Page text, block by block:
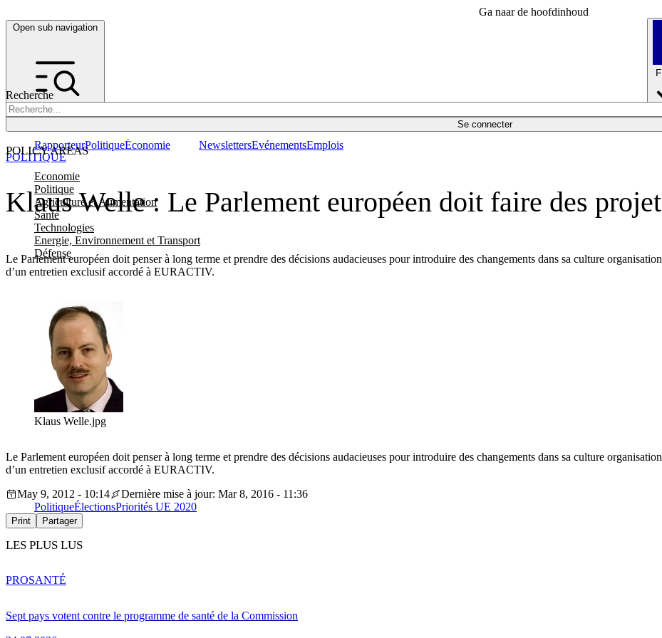
Ga naar de hoofdinhoud
Open sub navigation
Recherche
Se connecter
POLICY AREAS
Economie
Politique
Agriculture et Alimentation
Santé
Technologies
Energie, Environnement et Transport
Défense
RapporteurPolitiqueÉconomie NewslettersEvénementsEmplois
Klaus Welle : Le Parlement européen doit faire des
Le Parlement européen doit penser à long terme et prendre des décisions audacieuses pour introduire des changements dans sa culture
d’un entretien exclusif accordé à EURACTIV.
POLITIQUE
Klaus Welle.jpg
Le Parlement européen doit penser à long terme et prendre des décisions audacieuses pour introduire des changements dans sa culture
d’un entretien exclusif accordé à EURACTIV.
May 9, 2012 - 10:14
Dernière mise à jour: Mar 8, 2016 - 11:36
PolitiqueÉlectionsPriorités UE 2020
Print Partager
LES PLUS LUS
Sept pays votent contre le programme de santé de la Commission
PROSANTÉ